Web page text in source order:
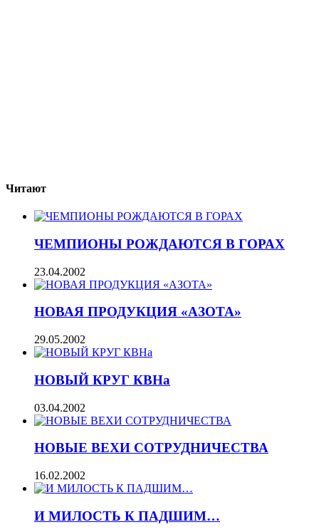
Читают
ЧЕМПИОНЫ РОЖДАЮТСЯ В ГОРАХ
23.04.2002
НОВАЯ ПРОДУКЦИЯ «АЗОТА»
29.05.2002
НОВЫЙ КРУГ КВНа
03.04.2002
НОВЫЕ ВЕХИ СОТРУДНИЧЕСТВА
16.02.2002
И МИЛОСТЬ К ПАДШИМ…